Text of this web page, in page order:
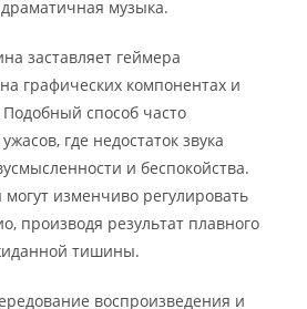
музыка.
заставляет геймера
графических компонентах и
способ часто
где недостаток звука
и беспокойства.
изменчиво регулировать
производя результат плавного
тишины.
воспроизведения и